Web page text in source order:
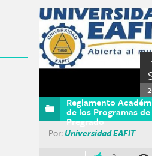
filter
Reglamento
de los Programas de
Pregrado
Por: Universidad EAFIT